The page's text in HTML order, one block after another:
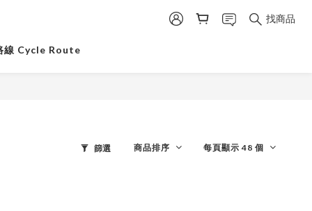
找商品
線 Cycle Route
篩選 商品排序 每頁顯示 48 個